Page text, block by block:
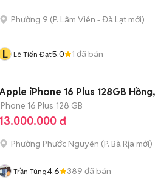
Phường 9 (P. Lâm Viên - Đà Lạt mới)
L Lê Tiến Đạt5.0 1 đã bán
iPhone 16 Plus 128GB
iPhone 16 Plus 128 GB
13.000.000 đ
Phường Phước Nguyên (P. Bà Rịa mới)
Trần Tùng4.6 389 đã bán